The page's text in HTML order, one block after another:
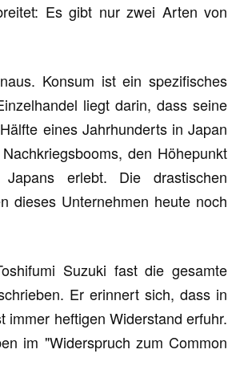
Es gibt nur zwei Arten von
Konsum ist ein spezifisches
liegt darin, dass seine
eines Jahrhunderts in Japan
den Höhepunkt
erlebt. Die drastischen
dieses Unternehmen heute noch
Suzuki fast die gesamte
Er erinnert sich, dass in
heftigen Widerstand erfuhr.
im "Widerspruch zum Common